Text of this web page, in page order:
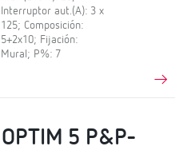
Interruptor aut.(A): 3 x
125; Composición:
5+2x10; Fijación:
Mural; P%: 7
OPTIM 5 P&P-